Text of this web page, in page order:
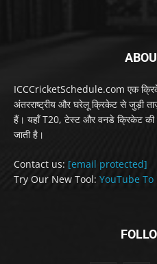
ICCCricketSchedule.com एक
अंतरराष्ट्रीय और घरेलू क्रिकेट से जुड़ी
हैं। यहाँ T20, टेस्ट और वनडे क्रिकेट की
जाती है।
Contact us: [email protected]
Try Our New Tool: YouTube